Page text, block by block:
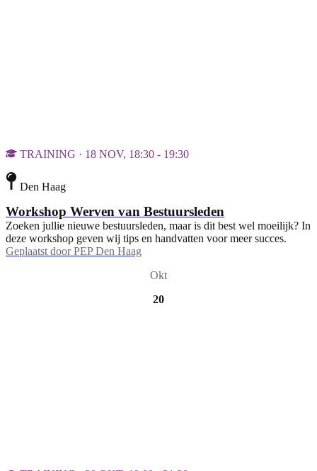
TRAINING · 18 NOV, 18:30 - 19:30
Den Haag
Workshop Werven van Bestuursleden
Zoeken jullie nieuwe bestuursleden, maar is dit best wel moeilijk? In
deze workshop geven wij tips en handvatten voor meer succes.
Geplaatst door PEP Den Haag
Okt
20